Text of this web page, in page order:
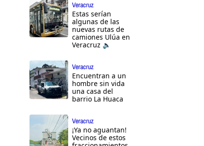
Veracruz
Estas serían
algunas de las
nuevas rutas de
camiones Ulúa en
Veracruz 🔈
Veracruz
Encuentran a un
hombre sin vida
una casa del
barrio La Huaca
Veracruz
¡Ya no aguantan!
Vecinos de estos